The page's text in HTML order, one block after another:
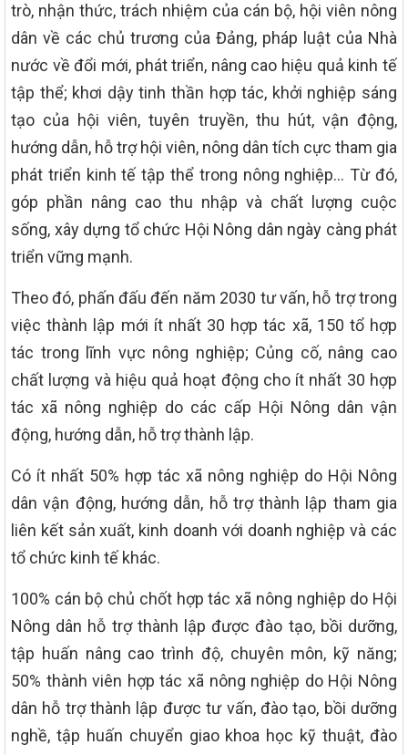
trò, nhận thức, trách nhiệm của cán bộ, hội viên nông
dân về các chủ trương của Đảng, pháp luật của Nhà
nước về đổi mới, phát triển, nâng cao hiệu quả kinh tế
tập thể; khơi dậy tinh thần hợp tác, khởi nghiệp sáng
tạo của hội viên, tuyên truyền, thu hút, vận động,
hướng dẫn, hỗ trợ hội viên, nông dân tích cực tham gia
phát triển kinh tế tập thể trong nông nghiệp… Từ đó,
góp phần nâng cao thu nhập và chất lượng cuộc
sống, xây dựng tổ chức Hội Nông dân ngày càng phát
triển vững mạnh.
Theo đó, phấn đấu đến năm 2030 tư vấn, hỗ trợ trong
việc thành lập mới ít nhất 30 hợp tác xã, 150 tổ hợp
tác trong lĩnh vực nông nghiệp; Củng cố, nâng cao
chất lượng và hiệu quả hoạt động cho ít nhất 30 hợp
tác xã nông nghiệp do các cấp Hội Nông dân vận
động, hướng dẫn, hỗ trợ thành lập.
Có ít nhất 50% hợp tác xã nông nghiệp do Hội Nông
dân vận động, hướng dẫn, hỗ trợ thành lập tham gia
liên kết sản xuất, kinh doanh với doanh nghiệp và các
tổ chức kinh tế khác.
100% cán bộ chủ chốt hợp tác xã nông nghiệp do Hội
Nông dân hỗ trợ thành lập được đào tạo, bồi dưỡng,
tập huấn nâng cao trình độ, chuyên môn, kỹ năng;
50% thành viên hợp tác xã nông nghiệp do Hội Nông
dân hỗ trợ thành lập được tư vấn, đào tạo, bồi dưỡng
nghề, tập huấn chuyển giao khoa học kỹ thuật, đào